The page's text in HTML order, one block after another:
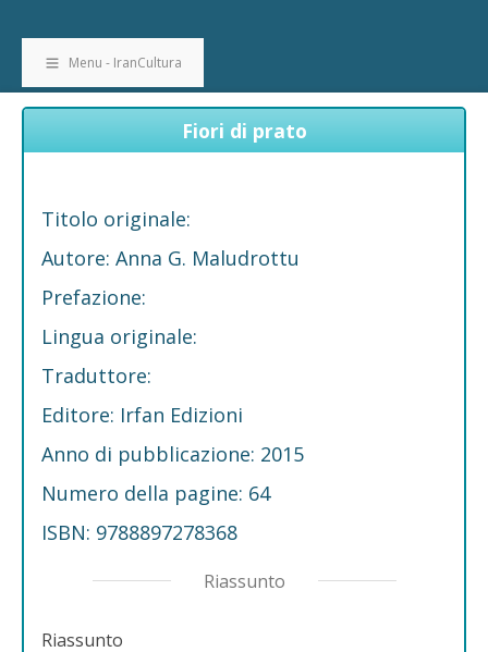
Menu - IranCultura
Fiori di prato
Titolo originale:
Autore: Anna G. Maludrottu
Prefazione:
Lingua originale:
Traduttore:
Editore: Irfan Edizioni
Anno di pubblicazione: 2015
Numero della pagine: 64
ISBN: 9788897278368
Riassunto
Riassunto